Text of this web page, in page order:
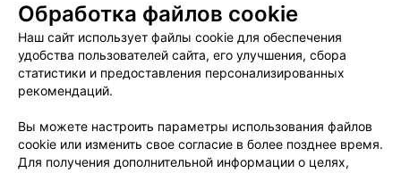
Вакансии
Публичный договор
Способы оплаты
Публичный договор по использованию сервиса
«Афиша»
Пользовательское соглашение
Связаться по вопросам сотрудничества
Написать руководителю relax.by
Обработка файлов cookie
Наш сайт использует файлы cookie для обеспечения
удобства пользователей сайта, его улучшения, сбора
статистики и предоставления персонализированных
рекомендаций.
Вы можете настроить параметры использования файлов
cookie или изменить свое согласие в более позднее время.
Для получения дополнительной информации о целях,